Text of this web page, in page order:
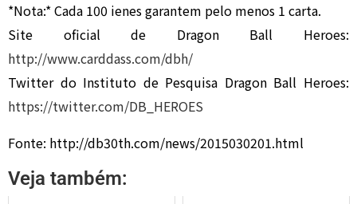
*Nota:* Cada 100 ienes garantem pelo menos 1 carta.
Site oficial de Dragon Ball Heroes:
http://www.carddass.com/dbh/
Twitter do Instituto de Pesquisa Dragon Ball Heroes:
https://twitter.com/DB_HEROES
Fonte: http://db30th.com/news/2015030201.html
Veja também: